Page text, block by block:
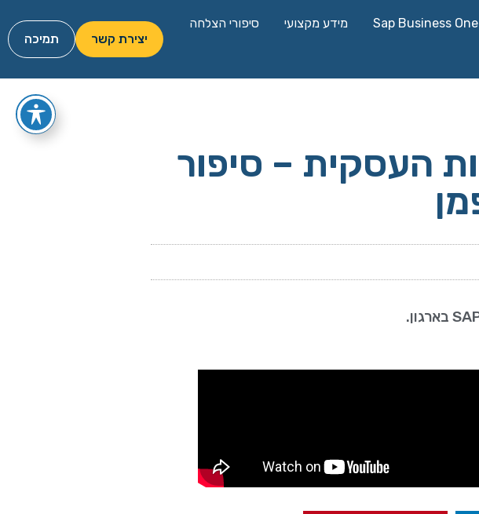
תמיכה יצירת קשר
Sap Business One מידע מקצועי סיפורי הצלחה
העסקית – סיפור